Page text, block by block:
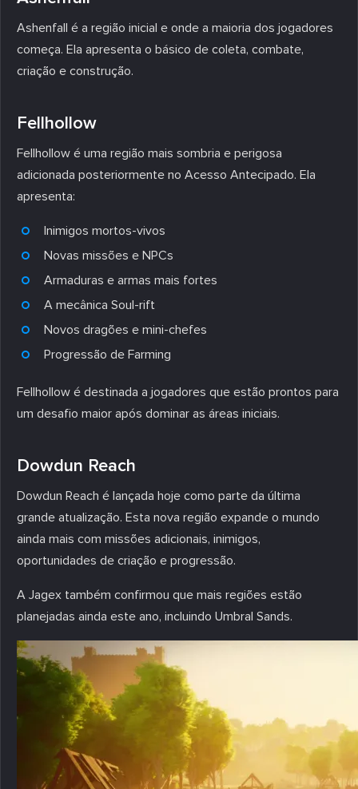
Ashenfall é a região inicial e onde a maioria dos jogadores
começa. Ela apresenta o básico de coleta, combate,
criação e construção.
Fellhollow
Fellhollow é uma região mais sombria e perigosa
adicionada posteriormente no Acesso Antecipado. Ela
apresenta:
Inimigos mortos-vivos
Novas missões e NPCs
Armaduras e armas mais fortes
A mecânica Soul-rift
Novos dragões e mini-chefes
Progressão de Farming
Fellhollow é destinada a jogadores que estão prontos para
um desafio maior após dominar as áreas iniciais.
Dowdun Reach
Dowdun Reach é lançada hoje como parte da última
grande atualização. Esta nova região expande o mundo
ainda mais com missões adicionais, inimigos,
oportunidades de criação e progressão.
A Jagex também confirmou que mais regiões estão
planejadas ainda este ano, incluindo Umbral Sands.